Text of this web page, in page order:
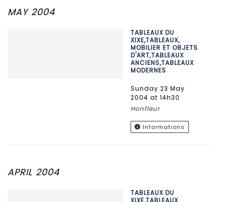
MAY 2004
TABLEAUX DU
XIXE,TABLEAUX,
MOBILIER ET OBJETS
D'ART,TABLEAUX
ANCIENS,TABLEAUX
MODERNES
Sunday 23 May
2004 at 14h30
Honfleur
Informations
APRIL 2004
TABLEAUX DU